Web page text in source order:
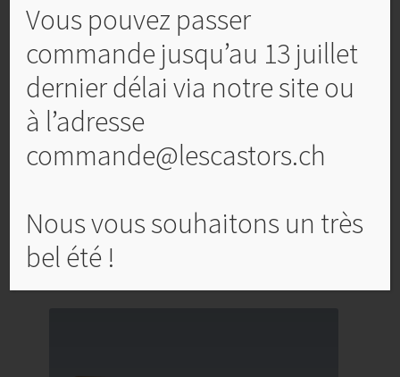
Planche en hêtre étuvé
Ajouter au panier
Vous pouvez passer
commande jusqu’au 13 juillet
dernier délai via notre site ou
à l’adresse
commande@lescastors.ch
Nous vous souhaitons un très
bel été !